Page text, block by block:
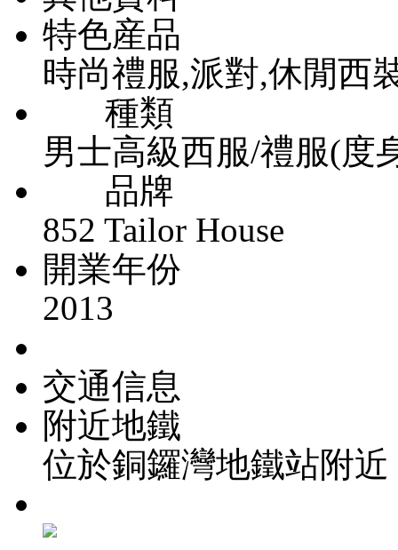
特色産品
時尚禮服,派對,休閒西
種類
男士高級西服/禮服(度
品牌
852 Tailor House
開業年份
2013
交通信息
附近地鐵
位於銅鑼灣地鐵站附近